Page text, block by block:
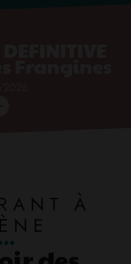
À